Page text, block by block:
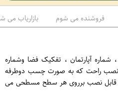
فروشنده می شوم بازاریاب می
شماره آپارتمان ، تفکیک فضا وشماره
نصب راحت که به صورت چسب دوطرفه
قابل نصب برروی هر سطح مسطحی می